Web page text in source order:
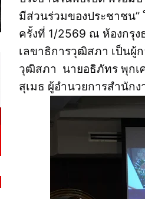
มีส่วนร่วมของประชาชน”
ครั้งที่ 1/2569 ณ ห้องกรุ
เลขาธิการวุฒิสภา เป็นผู้
วุฒิสภา นายอธิภัทร พุกเ
สุเมธ ผู้อำนวยการสำนัก